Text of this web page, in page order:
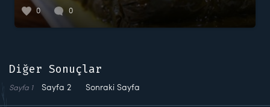
0 0
Diğer Sonuçlar
Sayfa 1 Sayfa 2 Sonraki Sayfa